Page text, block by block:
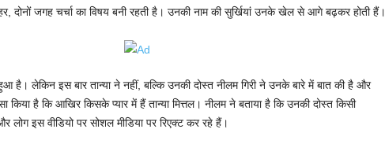
दोनों जगह चर्चा का विषय बनी रहती है। उनकी नाम की सुर्खियां उनके खेल से आगे बढ़कर होती हैं।
है। लेकिन इस बार तान्या ने नहीं, बल्कि उनकी दोस्त नीलम गिरी ने उनके बारे में बात की है और
किया है कि आखिर किसके प्यार में हैं तान्या मित्तल। नीलम ने बताया है कि उनकी दोस्त किसी
लोग इस वीडियो पर सोशल मीडिया पर रिएक्ट कर रहे हैं।